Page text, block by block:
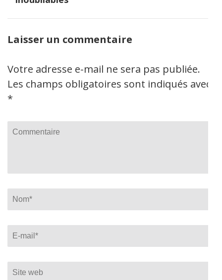
Laisser un commentaire
Votre adresse e-mail ne sera pas publiée.
Les champs obligatoires sont indiqués avec
*
Commentaire
Name
Email*
Site